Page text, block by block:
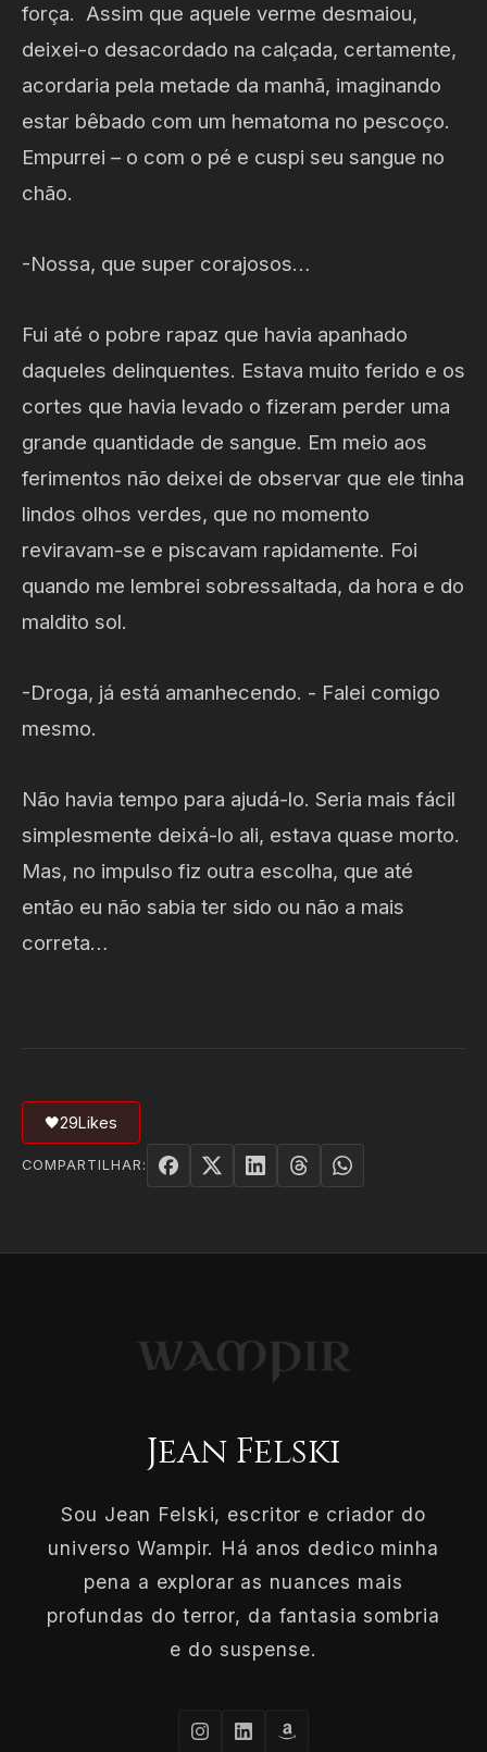
força. Assim que aquele verme desmaiou,
deixei-o desacordado na calçada, certamente,
acordaria pela metade da manhã, imaginando
estar bêbado com um hematoma no pescoço.
Empurrei – o com o pé e cuspi seu sangue no
chão.
-Nossa, que super corajosos…
Fui até o pobre rapaz que havia apanhado
daqueles delinquentes. Estava muito ferido e os
cortes que havia levado o fizeram perder uma
grande quantidade de sangue. Em meio aos
ferimentos não deixei de observar que ele tinha
lindos olhos verdes, que no momento
reviravam-se e piscavam rapidamente. Foi
quando me lembrei sobressaltada, da hora e do
maldito sol.
-Droga, já está amanhecendo. - Falei comigo
mesmo.
Não havia tempo para ajudá-lo. Seria mais fácil
simplesmente deixá-lo ali, estava quase morto.
Mas, no impulso fiz outra escolha, que até
então eu não sabia ter sido ou não a mais
correta…
🖤29Likes
COMPARTILHAR:
Jean Felski
Sou Jean Felski, escritor e criador do
universo Wampir. Há anos dedico minha
pena a explorar as nuances mais
profundas do terror, da fantasia sombria
e do suspense.